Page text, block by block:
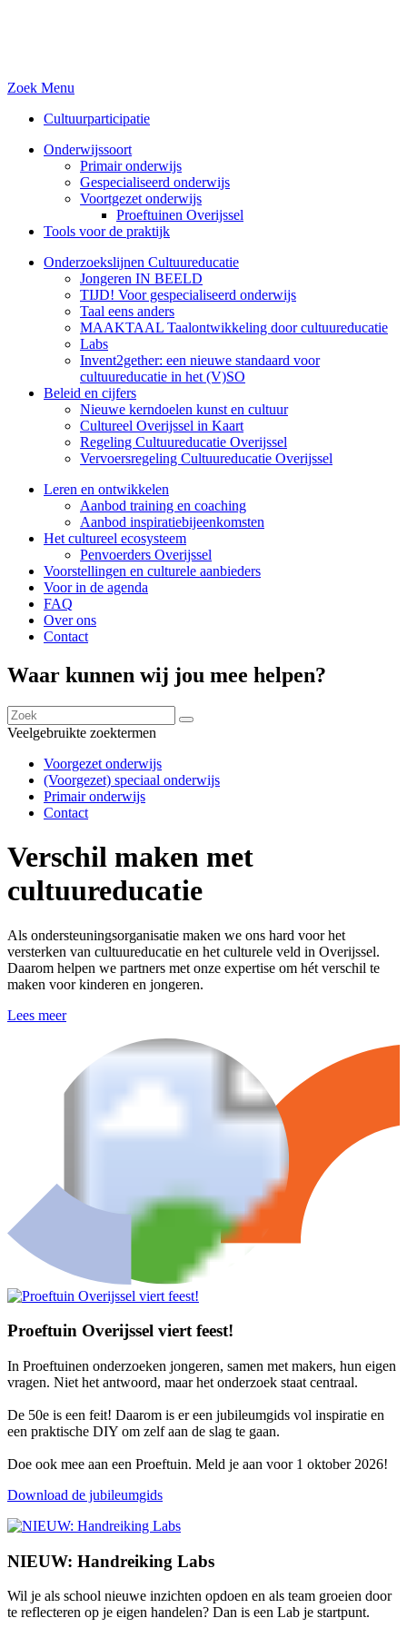
Zoek Menu
Cultuurparticipatie
Onderwijssoort
Primair onderwijs
Gespecialiseerd onderwijs
Voortgezet onderwijs
Proeftuinen Overijssel
Tools voor de praktijk
Onderzoekslijnen Cultuureducatie
Jongeren IN BEELD
TIJD! Voor gespecialiseerd onderwijs
Taal eens anders
MAAKTAAL Taalontwikkeling door cultuureducatie
Labs
Invent2gether: een nieuwe standaard voor
cultuureducatie in het (V)SO
Beleid en cijfers
Nieuwe kerndoelen kunst en cultuur
Cultureel Overijssel in Kaart
Regeling Cultuureducatie Overijssel
Vervoersregeling Cultuureducatie Overijssel
Leren en ontwikkelen
Aanbod training en coaching
Aanbod inspiratiebijeenkomsten
Het cultureel ecosysteem
Penvoerders Overijssel
Voorstellingen en culturele aanbieders
Voor in de agenda
FAQ
Over ons
Contact
Waar kunnen wij jou mee helpen?
Veelgebruikte zoektermen
Voorgezet onderwijs
(Voorgezet) speciaal onderwijs
Primair onderwijs
Contact
Verschil maken met
cultuureducatie
Als ondersteuningsorganisatie maken we ons hard voor het
versterken van cultuureducatie en het culturele veld in Overijssel.
Daarom helpen we partners met onze expertise om hét verschil te
maken voor kinderen en jongeren.
Lees meer
Proeftuin Overijssel viert feest!
In Proeftuinen onderzoeken jongeren, samen met makers, hun eigen
vragen. Niet het antwoord, maar het onderzoek staat centraal.
De 50e is een feit! Daarom is er een jubileumgids vol inspiratie en
een praktische DIY om zelf aan de slag te gaan.
Doe ook mee aan een Proeftuin. Meld je aan voor 1 oktober 2026!
Download de jubileumgids
NIEUW: Handreiking Labs
Wil je als school nieuwe inzichten opdoen en als team groeien door
te reflecteren op je eigen handelen? Dan is een Lab je startpunt.